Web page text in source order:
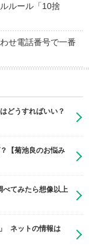
ルール「10捨
せ電話番号で一番
どうすればいい？
【菊池良のお悩み
てみたら想像以上
ネットの情報は